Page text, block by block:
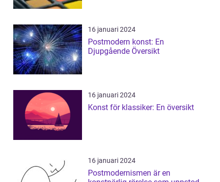
16 januari 2024
Postmodern konst: En
Djupgående Översikt
16 januari 2024
Konst för klassiker: En översikt
16 januari 2024
Postmodernismen är en